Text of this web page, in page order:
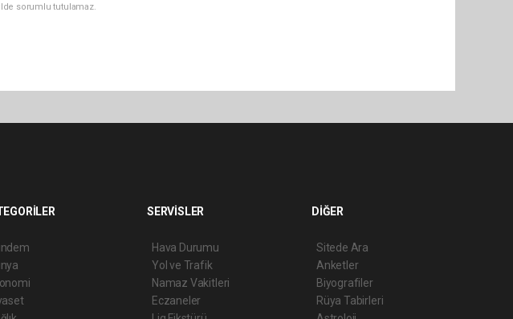
sorumlu tutulamaz.
SERVİSLER
Hava Durumu
Yol ve Trafik
Namaz Vakitleri
Eczaneler
DİĞER
Sitede Ara
Anketler
Biyografiler
Rüya Tabirleri